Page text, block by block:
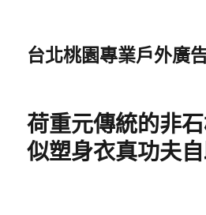
台北桃園專業戶外廣
荷重元傳統的非
似塑身衣真功夫